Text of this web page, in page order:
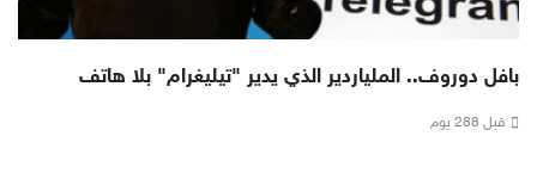
بافل دوروف.. الملياردير الذي يدير "تيليغرام" بلا هاتف
قبل 288 يوم